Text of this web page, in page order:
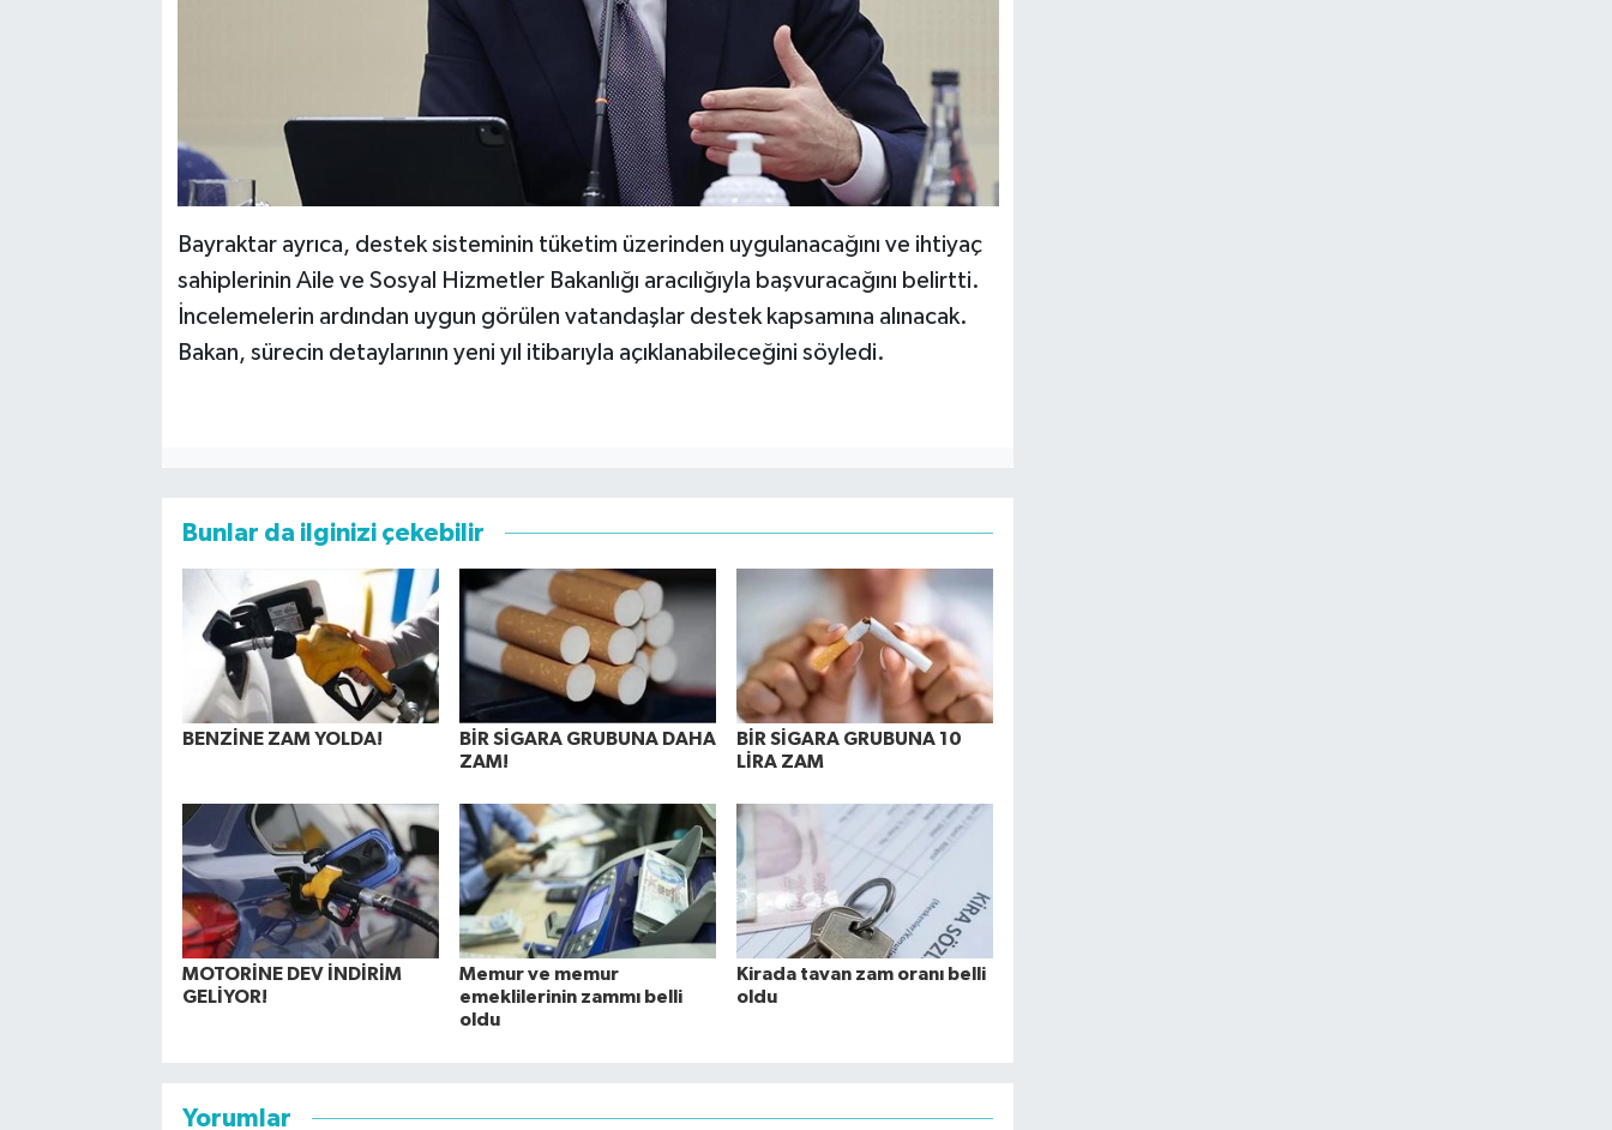
Bayraktar ayrıca, destek sisteminin tüketim üzerinden uygulanacağını ve ihtiyaç
sahiplerinin Aile ve Sosyal Hizmetler Bakanlığı aracılığıyla başvuracağını belirtti.
İncelemelerin ardından uygun görülen vatandaşlar destek kapsamına alınacak.
Bakan, sürecin detaylarının yeni yıl itibarıyla açıklanabileceğini söyledi.
Bunlar da ilginizi çekebilir
BENZİNE ZAM YOLDA!
BİR SİGARA GRUBUNA DAHA
ZAM!
BİR SİGARA GRUBUNA 10
LİRA ZAM
MOTORİNE DEV İNDİRİM
GELİYOR!
Memur ve memur
emeklilerinin zammı belli
oldu
Kirada tavan zam oranı belli
oldu
Yorumlar